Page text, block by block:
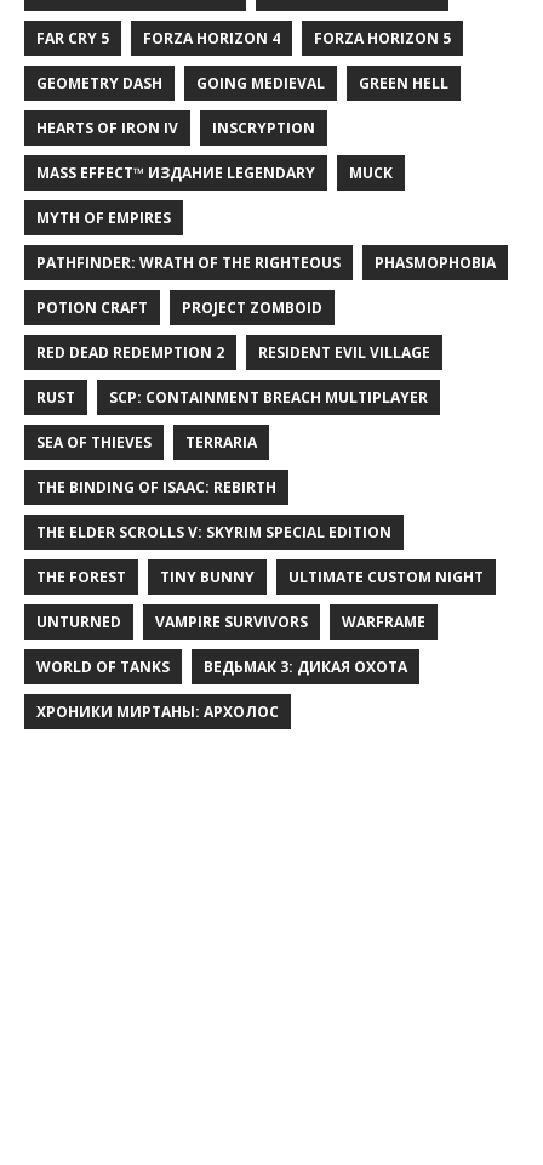
FAR CRY 5 FORZA HORIZON 4 FORZA HORIZON 5
GEOMETRY DASH GOING MEDIEVAL GREEN HELL
HEARTS OF IRON IV INSCRYPTION
MASS EFFECT™ ИЗДАНИЕ LEGENDARY MUCK
MYTH OF EMPIRES
PATHFINDER: WRATH OF THE RIGHTEOUS PHASMOPHOBIA
POTION CRAFT PROJECT ZOMBOID
RED DEAD REDEMPTION 2 RESIDENT EVIL VILLAGE
RUST SCP: CONTAINMENT BREACH MULTIPLAYER
SEA OF THIEVES TERRARIA
THE BINDING OF ISAAC: REBIRTH
THE ELDER SCROLLS V: SKYRIM SPECIAL EDITION
THE FOREST TINY BUNNY ULTIMATE CUSTOM NIGHT
UNTURNED VAMPIRE SURVIVORS WARFRAME
WORLD OF TANKS ВЕДЬМАК 3: ДИКАЯ ОХОТА
ХРОНИКИ МИРТАНЫ: АРХОЛОС